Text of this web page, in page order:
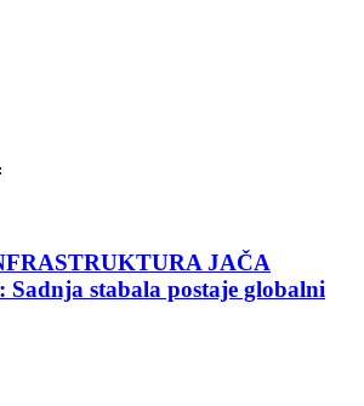
JAČA
Sadnja stabala postaje globalni